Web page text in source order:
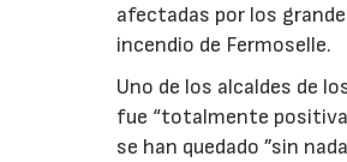
afectadas por los
incendio de Fermoselle.
Uno de los alcaldes de
fue “totalmente
se han quedado ”sin